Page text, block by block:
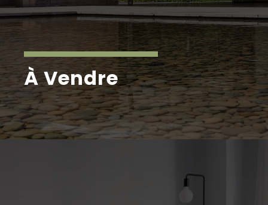
À Vendre